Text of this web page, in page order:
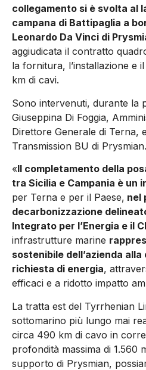
collegamento si è svolta al
campana di Battipaglia a
Leonardo Da Vinci di
aggiudicata il contratto
la fornitura, l’installazione e
km di cavi.
Sono intervenuti, durante la
Giuseppina Di Foggia,
Direttore Generale di Terna,
Transmission BU di Prysmian.
«Il completamento della
tra Sicilia e Campania è un
per Terna e per il Paese, nel
decarbonizzazione
Integrato per l’Energia e il
infrastrutture marine
sostenibile dell’azienda
richiesta di energia,
efficaci e a ridotto impatto
La tratta est del Tyrrhenian
sottomarino più lungo mai
circa 490 km di cavo in
profondità massima di 1.560
supporto di Prysmian,